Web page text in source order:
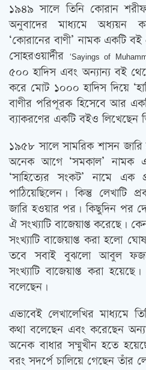
১৯৪৯ সালে তিনি কোরান
অনুবাদের মাধ্যমে অধ্যয়ন
‘কোরানের বাণী’ নামক একটি
সোহরওয়ার্দীর
‘Sayings of
৫০০ হাদিস এবং অন্যান্য বই
করে মোট ১০০০ হাদিস দিয়ে
বাণীর পরিপূরক হিসেবে আর
ব্যাকরণের একটি বইও লিখেছেন
১৯৫৮ সালে সামরিক শাসন
অনেক আগে ‘সমকাল’ নামক
‘সাহিত্যের সংকট’ নামে এক
পাঠিয়েছিলেন। কিন্তু লেখাটি
জারি হওয়ার পর। কিছুদিন পর
ঐ সংখ্যাটি বাজেয়াপ্ত করেছে।
সংখ্যাটি বাজেয়াপ্ত করা হলো
তবে সবাই বুঝলো আবুল
সংখ্যাটি বাজেয়াপ্ত করা
বলেছেন।
এভাবেই লেখালেখির মাধ্যমে
কথা বলেছেন এবং করেছেন
অনেক বাধার সম্মুখীন হতে
বরং সদর্পে চালিয়ে গেছেন তাঁর